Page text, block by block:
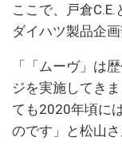
ここで、戸倉
ダイハツ製品企
「「ムーヴ」は
ジを実施してき
ても2020年頃に
のです」と松山さ